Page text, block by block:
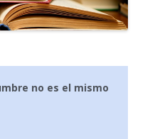
no es el mismo